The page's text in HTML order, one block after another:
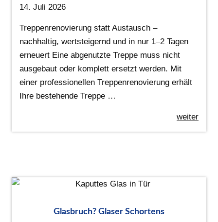
14. Juli 2026
Treppenrenovierung statt Austausch –
nachhaltig, wertsteigernd und in nur 1–2 Tagen
erneuert Eine abgenutzte Treppe muss nicht
ausgebaut oder komplett ersetzt werden. Mit
einer professionellen Treppenrenovierung erhält
Ihre bestehende Treppe …
weiter
Glasbruch? Glaser Schortens